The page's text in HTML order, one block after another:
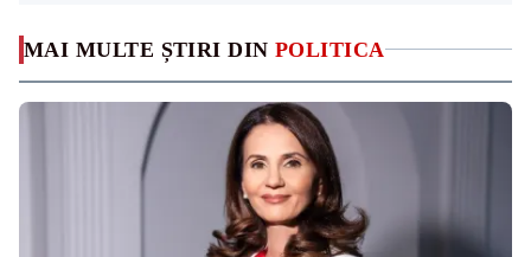
MAI MULTE ȘTIRI DIN POLITICA